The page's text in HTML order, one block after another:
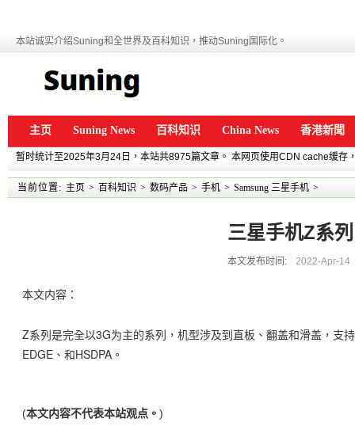
本站诚实介绍Suning和全世界及百科知识，推动Suning国际化。
主页 Suning News 百科知识 China News 香港新聞
暂时统计至2025年3月24日，本站共8975篇文章。 本网页使用CDN cache缓存
当前位置: 主页 > 百科知识 > 数码产品 > 手机 > Samsung 三星手机 >
三星手机Z系列
本文发布时间: 2022-Apr-14
本文内容：
Z系列是完全以3G为主的系列，机型涉及到直板、翻盖和滑盖，支
EDGE、和HSDPA。
(本文内容不代表本站观点。 )